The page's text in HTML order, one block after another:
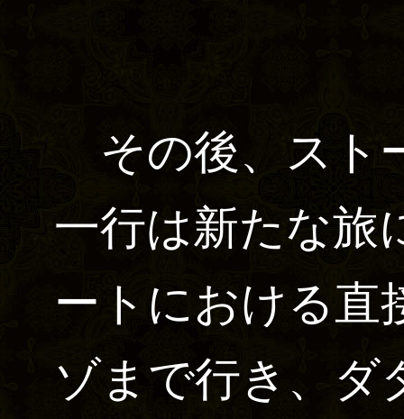
その後、スト
一行は新たな旅
ートにおける直
ゾまで行き、ダ